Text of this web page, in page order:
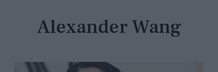
Alexander Wang